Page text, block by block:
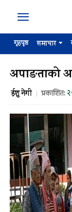
गृहपृष्ठ समाचार
अपाङताको
ईशु नेगी प्रकाशित: